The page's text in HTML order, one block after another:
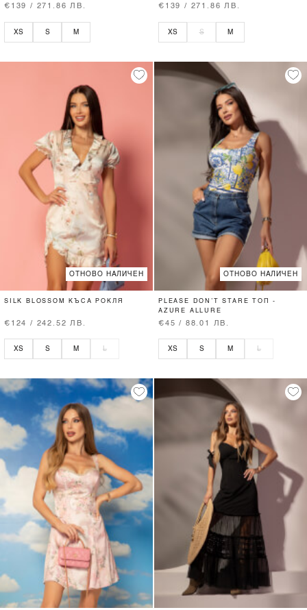
€139 / 271.86 ЛВ.
XS S M
€139 / 271.86 ЛВ.
XS S M
ОТНОВО НАЛИЧЕН
SILK BLOSSOM КЪСА РОКЛЯ
€124 / 242.52 ЛВ.
XS S M L
ОТНОВО НАЛИЧЕН
PLEASE DON’T STARE ТОП -
AZURE ALLURE
€45 / 88.01 ЛВ.
XS S M L